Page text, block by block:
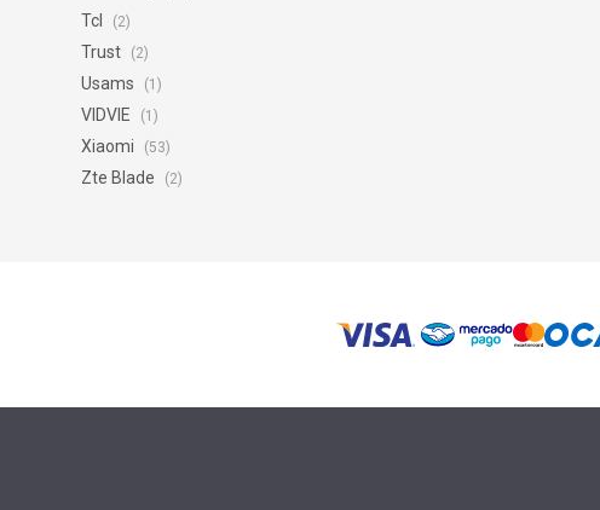
Tcl (2)
Trust (2)
Usams (1)
VIDVIE (1)
Xiaomi (53)
Zte Blade (2)